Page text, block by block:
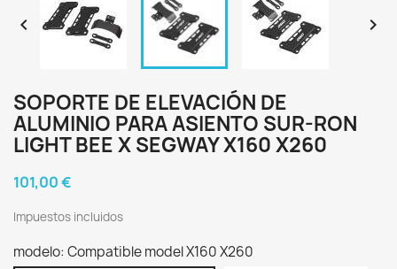
 
SOPORTE DE ELEVACIÓN DE
ALUMINIO PARA ASIENTO SUR-RON
LIGHT BEE X SEGWAY X160 X260
101,00 €
Impuestos incluidos
modelo: Compatible model X160 X260